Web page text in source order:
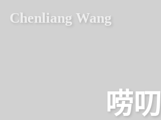
Chenliang Wang
唠叨